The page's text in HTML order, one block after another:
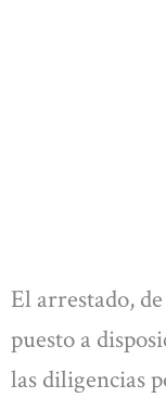
El arrestado,
puesto a
las diligencias